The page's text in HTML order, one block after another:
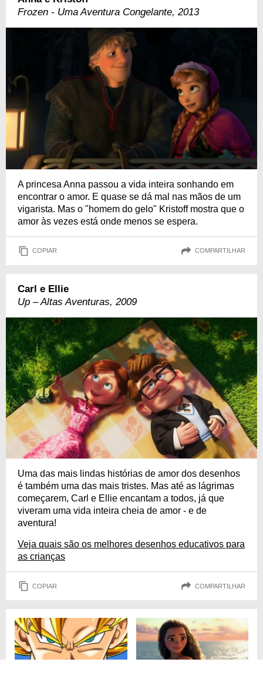
Frozen - Uma Aventura Congelante, 2013
A princesa Anna passou a vida inteira sonhando em
encontrar o amor. E quase se dá mal nas mãos de um
vigarista. Mas o "homem do gelo" Kristoff mostra que o
amor às vezes está onde menos se espera.
COPIAR COMPARTILHAR
Carl e Ellie
Up – Altas Aventuras, 2009
Uma das mais lindas histórias de amor dos desenhos
é também uma das mais tristes. Mas até as lágrimas
começarem, Carl e Ellie encantam a todos, já que
viveram uma vida inteira cheia de amor - e de
aventura!
Veja quais são os melhores desenhos educativos para
as crianças
COPIAR COMPARTILHAR